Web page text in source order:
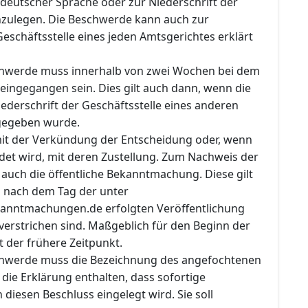
Die Beschwerde kann auch zur
eines jeden Amtsgerichtes erklärt
muss innerhalb von zwei Wochen bei dem
sein. Dies gilt auch dann, wenn die
der Geschäftsstelle eines anderen
wurde.
der Verkündung der Entscheidung oder, wenn
wird, mit deren Zustellung. Zum Nachweis der
die öffentliche Bekanntmachung. Diese gilt
dem Tag der unter
erfolgten Veröffentlichung
sind. Maßgeblich für den Beginn der
der frühere Zeitpunkt.
muss die Bezeichnung des angefochtenen
die Erklärung enthalten, dass sofortige
diesen Beschluss eingelegt wird. Sie soll